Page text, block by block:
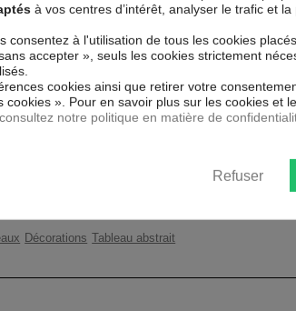
de haute
à une
de
et 100 %
pas cher de
Thème
Impression
Décorations Tableau abstrait
à vos centres d’intérêt, analyser le trafic et
consentez à l'utilisation de tous les cookies
accepter », seuls les cookies strictement
cookies ainsi que retirer votre
cookies ». Pour en savoir plus sur les cookies et
consultez notre politique en matière de
Refuser